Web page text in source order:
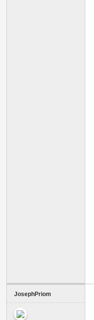
JosephPriom